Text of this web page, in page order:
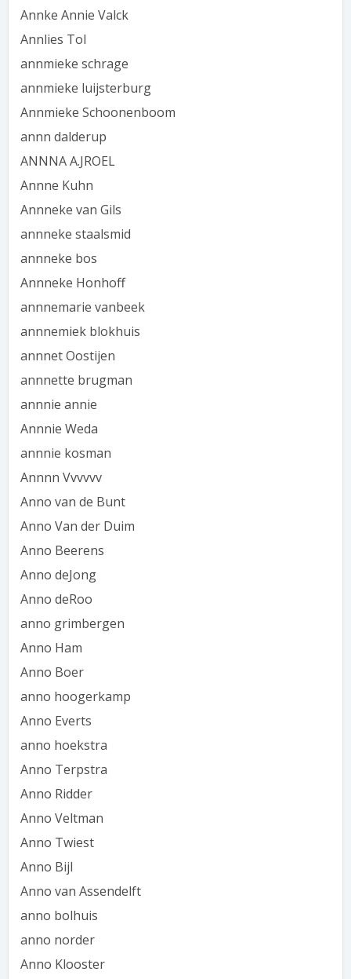
Annke Annie Valck
Annlies Tol
annmieke schrage
annmieke luijsterburg
Annmieke Schoonenboom
annn dalderup
ANNNA A.JROEL
Annne Kuhn
Annneke van Gils
annneke staalsmid
annneke bos
Annneke Honhoff
annnemarie vanbeek
annnemiek blokhuis
annnet Oostijen
annnette brugman
annnie annie
Annnie Weda
annnie kosman
Annnn Vvvvvv
Anno van de Bunt
Anno Van der Duim
Anno Beerens
Anno deJong
Anno deRoo
anno grimbergen
Anno Ham
Anno Boer
anno hoogerkamp
Anno Everts
anno hoekstra
Anno Terpstra
Anno Ridder
Anno Veltman
Anno Twiest
Anno Bijl
Anno van Assendelft
anno bolhuis
anno norder
Anno Klooster